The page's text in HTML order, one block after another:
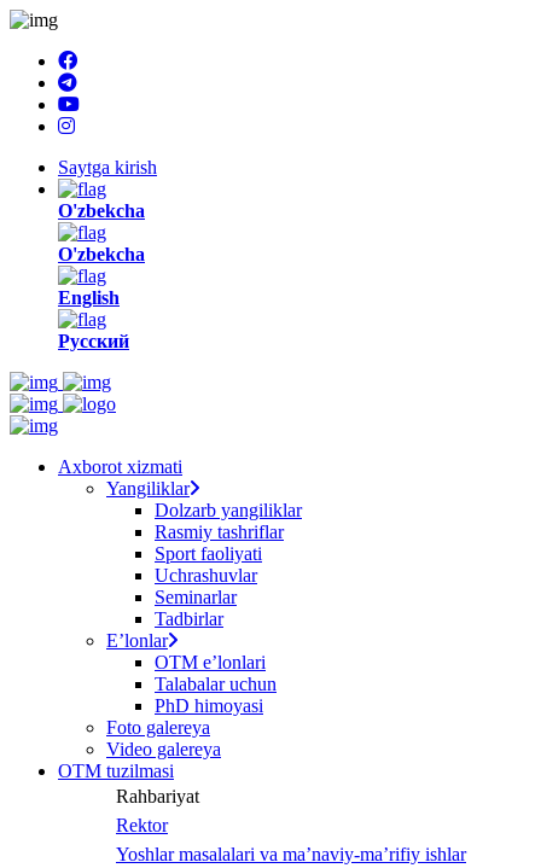
Saytga kirish
O'zbekcha
O'zbekcha
English
Русский
Axborot xizmati
Yangiliklar
Dolzarb yangiliklar
Rasmiy tashriflar
Sport faoliyati
Uchrashuvlar
Seminarlar
Tadbirlar
Eʼlonlar
OTM eʼlonlari
Talabalar uchun
PhD himoyasi
Foto galereya
Video galereya
OTM tuzilmasi
Rahbariyat
Rektor
Yoshlar masalalari va ma’naviy-ma’rifiy ishlar